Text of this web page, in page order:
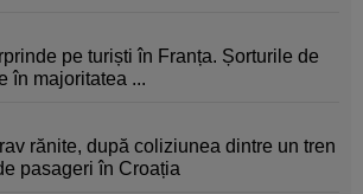
pe turiști în Franța. Șorturile de
în majoritatea ...
rănite, după coliziunea dintre un tren
pasageri în Croația